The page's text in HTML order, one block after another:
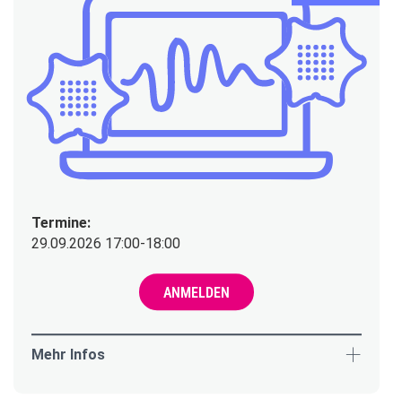
Termine:
29.09.2026 17:00-18:00
ANMELDEN
Mehr Infos